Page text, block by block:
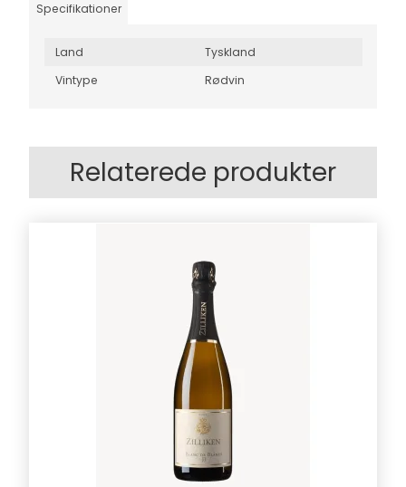
Specifikationer
Land
Tyskland
Vintype
Rødvin
Relaterede produkter